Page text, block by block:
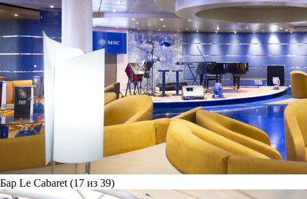
Бар Le Cabaret (17 из 39)